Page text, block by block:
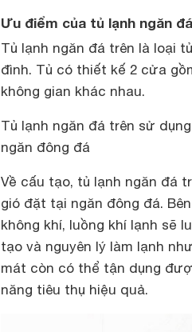
Ưu điểm của tủ lạnh ngăn
Tủ lạnh ngăn đá trên là loại
đình. Tủ có thiết kế 2 cửa
không gian khác nhau.
Tủ lạnh ngăn đá trên sử
ngăn đông đá
Về cấu tạo, tủ lạnh ngăn đá
gió đặt tại ngăn đông đá.
không khí, luồng khí lạnh sẽ
tạo và nguyên lý làm lạnh
mát còn có thể tận dụng
năng tiêu thụ hiệu quả.